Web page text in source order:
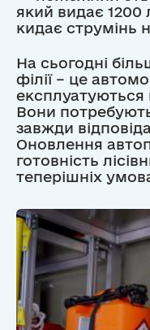
який видає 1200
кидає струмінь
На сьогодні
філії – це
експлуатуються
Вони
завжди
Оновлення
готовність
теперішніх